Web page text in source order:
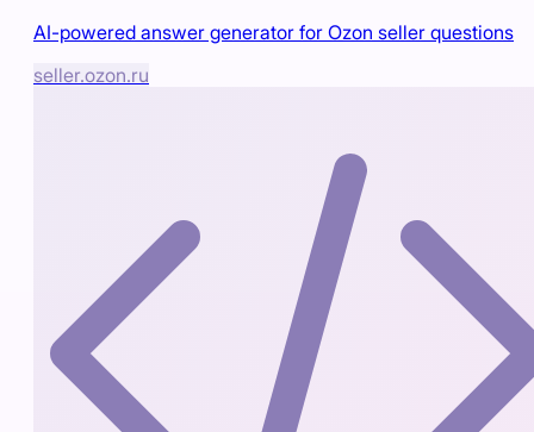
AI-powered answer generator for Ozon seller questions
seller.ozon.ru